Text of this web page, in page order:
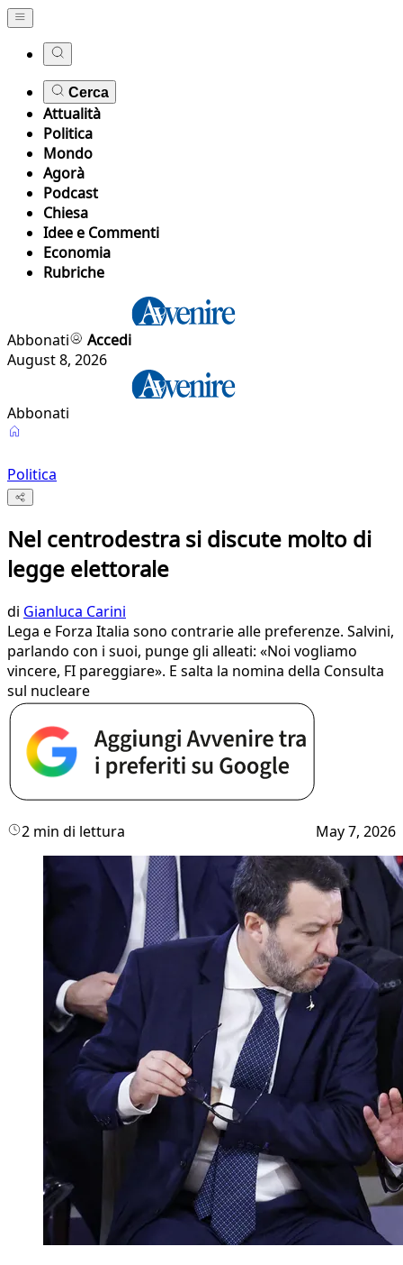
Cerca
Attualità
Politica
Mondo
Agorà
Podcast
Chiesa
Idee e Commenti
Economia
Rubriche
Abbonati
Accedi
August 8, 2026
Abbonati
Politica
Nel centrodestra si discute molto di
legge elettorale
di Gianluca Carini
Lega e Forza Italia sono contrarie alle preferenze. Salvini,
parlando con i suoi, punge gli alleati: «Noi vogliamo
vincere, FI pareggiare». E salta la nomina della Consulta
sul nucleare
2 min di lettura May 7, 2026